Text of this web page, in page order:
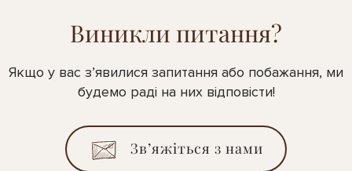
Виникли питання?
Якщо у вас з’явилися запитання або побажання, ми
будемо раді на них відповісти!
Зв’яжіться з нами